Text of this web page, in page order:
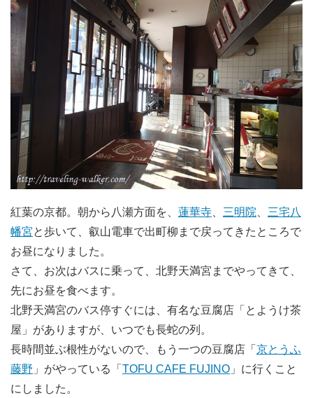
紅葉の京都。朝から八瀬方面を、 蓮華寺 三明院
三宅八
幡宮と歩いて、叡山電車で出町柳まで戻ってきたところで
お昼になりました。
さて、お次はバスに乗って、北野天満宮までやってきて、
先にお昼を食べます。
北野天満宮のバス停すぐには、有名な豆腐店「とようけ茶
屋」がありますが、いつでも長蛇の列。
長時間並ぶ根性がないので、もう一つの豆腐店「 京とうふ
藤野 」がやっている「 TOFU CAFE FUJINO 」に行くこと
にしました。